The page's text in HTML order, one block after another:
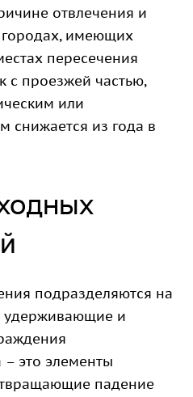
отвлечения и
городах, имеющих
пересечения
проезжей частью,
или
снижается из года в
подразделяются на
удерживающие и
это элементы
падение